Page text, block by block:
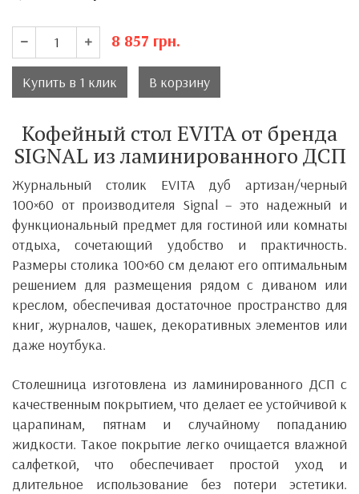
8 857 грн.
Купить в 1 клик В корзину
Кофейный стол EVITA от бренда
SIGNAL из ламинированного ДСП
Журнальный столик EVITA дуб артизан/черный
100×60 от производителя Signal – это надежный и
функциональный предмет для гостиной или комнаты
отдыха, сочетающий удобство и практичность.
Размеры столика 100×60 см делают его оптимальным
решением для размещения рядом с диваном или
креслом, обеспечивая достаточное пространство для
книг, журналов, чашек, декоративных элементов или
даже ноутбука.
Столешница изготовлена ​​из ламинированного ДСП с
качественным покрытием, что делает ее устойчивой к
царапинам, пятнам и случайному попаданию
жидкости. Такое покрытие легко очищается влажной
салфеткой, что обеспечивает простой уход и
длительное использование без потери эстетики.